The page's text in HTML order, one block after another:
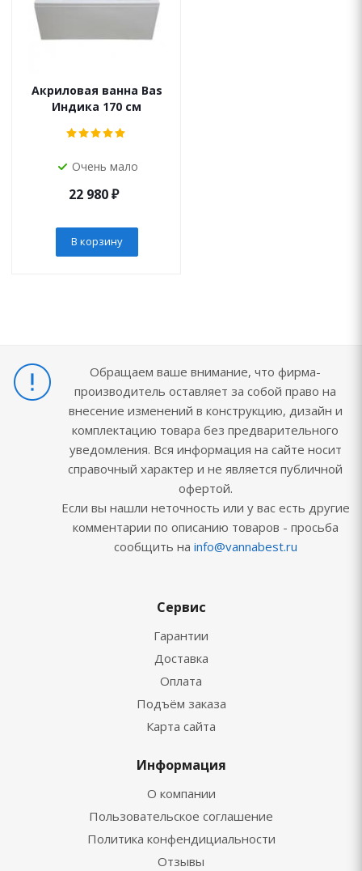
Акриловая ванна Bas
Индика 170 см
Очень мало
22 980₽
В корзину
Обращаем ваше внимание, что фирма-
производитель оставляет за собой право на
внесение изменений в конструкцию, дизайн и
комплектацию товара без предварительного
уведомления. Вся информация на сайте носит
справочный характер и не является публичной
офертой.
Если вы нашли неточность или у вас есть другие
комментарии по описанию товаров - просьба
сообщить на info@vannabest.ru
Сервис
Гарантии
Доставка
Оплата
Подъём заказа
Карта сайта
Информация
О компании
Пользовательское соглашение
Политика конфендициальности
Отзывы